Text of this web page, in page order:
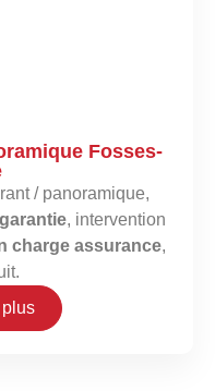
Fosses-
/ panoramique,
, intervention
charge assurance,